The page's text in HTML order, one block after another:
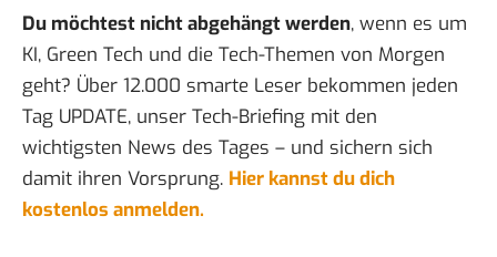
Du möchtest nicht abgehängt werden, wenn es um
KI, Green Tech und die Tech-Themen von Morgen
geht? Über 12.000 smarte Leser bekommen jeden
Tag UPDATE, unser Tech-Briefing mit den
wichtigsten News des Tages – und sichern sich
damit ihren Vorsprung. Hier kannst du dich
kostenlos anmelden.